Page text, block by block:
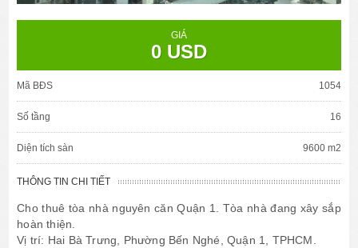
GIÁ
0 USD
Mã BĐS 1054
Số tầng 16
Diện tích sàn 9600 m2
THÔNG TIN CHI TIẾT
Cho thuê tòa nhà nguyên căn Quận 1. Tòa nhà đang xây sắp
hoàn thiện.
Vị trí: Hai Bà Trưng, Phường Bến Nghé, Quận 1, TPHCM.